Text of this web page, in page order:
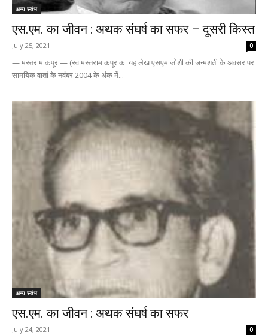
अन्य स्तंभ
एस.एम. का जीवन : अथक संघर्ष का सफर – दूसरी किस्त
July 25, 2021 0
— मस्तराम कपूर — (स्व मस्तराम कपूर का यह लेख एसएम जोशी की जन्मशती के अवसर पर
सामयिक वार्ता के नवंबर 2004 के अंक में...
अन्य स्तंभ
एस.एम. का जीवन : अथक संघर्ष का सफर
July 24, 2021 0